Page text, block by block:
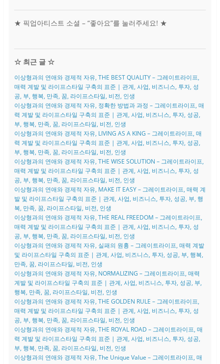
★ 픽업아티스트 소셜 – “좋아요”를 눌러주세요! ★
☆ 최근 글 ☆
이상형과의 연애와 경제적 자유, THE BEST QUALITY – 그레이트라이프,
매력 계발 및 라이프스타일 구축의 표준 | 관계, 사업, 비즈니스, 투자, 성
공, 부, 행복, 만족, 꿈, 라이프스타일, 비전, 인생
이상형과의 연애와 경제적 자유, 정확한 방법과 과정 – 그레이트라이프, 매
력 계발 및 라이프스타일 구축의 표준 | 관계, 사업, 비즈니스, 투자, 성공,
부, 행복, 만족, 꿈, 라이프스타일, 비전, 인생
이상형과의 연애와 경제적 자유, LIVING AS A KING – 그레이트라이프, 매
력 계발 및 라이프스타일 구축의 표준 | 관계, 사업, 비즈니스, 투자, 성공,
부, 행복, 만족, 꿈, 라이프스타일, 비전, 인생
이상형과의 연애와 경제적 자유, THE WISE SOLUTION – 그레이트라이프,
매력 계발 및 라이프스타일 구축의 표준 | 관계, 사업, 비즈니스, 투자, 성
공, 부, 행복, 만족, 꿈, 라이프스타일, 비전, 인생
이상형과의 연애와 경제적 자유, MAKE IT EASY – 그레이트라이프, 매력 계
발 및 라이프스타일 구축의 표준 | 관계, 사업, 비즈니스, 투자, 성공, 부, 행
복, 만족, 꿈, 라이프스타일, 비전, 인생
이상형과의 연애와 경제적 자유, THE REAL FREEDOM – 그레이트라이프,
매력 계발 및 라이프스타일 구축의 표준 | 관계, 사업, 비즈니스, 투자, 성
공, 부, 행복, 만족, 꿈, 라이프스타일, 비전, 인생
이상형과의 연애와 경제적 자유, 실패의 원흉 – 그레이트라이프, 매력 계발
및 라이프스타일 구축의 표준 | 관계, 사업, 비즈니스, 투자, 성공, 부, 행복,
만족, 꿈, 라이프스타일, 비전, 인생
이상형과의 연애와 경제적 자유, NORMALIZING – 그레이트라이프, 매력
계발 및 라이프스타일 구축의 표준 | 관계, 사업, 비즈니스, 투자, 성공, 부,
행복, 만족, 꿈, 라이프스타일, 비전, 인생
이상형과의 연애와 경제적 자유, THE GOLDEN RULE – 그레이트라이프,
매력 계발 및 라이프스타일 구축의 표준 | 관계, 사업, 비즈니스, 투자, 성
공, 부, 행복, 만족, 꿈, 라이프스타일, 비전, 인생
이상형과의 연애와 경제적 자유, THE ROYAL ROAD – 그레이트라이프, 매
력 계발 및 라이프스타일 구축의 표준 | 관계, 사업, 비즈니스, 투자, 성공,
부, 행복, 만족, 꿈, 라이프스타일, 비전, 인생
이상형과의 연애와 경제적 자유, The Unique Value – 그레이트라이프, 매